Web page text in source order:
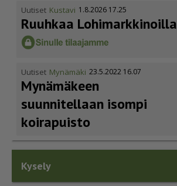
Uutiset Kustavi 1.8.2026 17.25
Ruuhkaa Lohimark­ki­noilla
Uutiset Mynämäki 23.5.2022 16.07
Mynämäkeen
suunnitellaan isompi
koirapuisto
Kysely